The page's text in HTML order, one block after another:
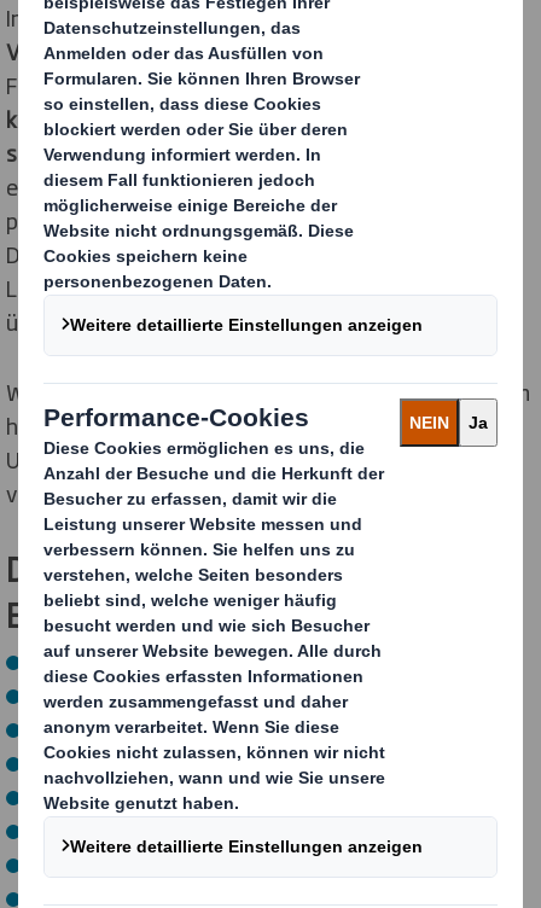
Im StudiengangInternationales Technisches
Vertriebsmanagementerwirbst Du interdisziplinäre
Fähigkeiten. Dazu gehörentechnische
kaufmännischesowiemethodische
sozialeundinterkulturelleKompetenzen
entwickelst damit die besten Voraussetzungen, um
potenzielle Kunden für unsere Produkte und
Dienstleistungen zu gewinnen und von der
Leistungsfähigkeit unseres Unternehmens zu
überzeugen.
Während DeinerPraxiseinsätzean unseren Standorten
hast Du die Chance, verschiedene
Unternehmensbereiche kennenzulernen und dort
vielseitige Aufgaben zu übernehmen.
Deine möglichen Aufgaben- und
Einsatzgebiete sind unter anderem:
Einkauf
Verkauf
Controlling
Marketing
Logistik
Qualitätsmanagement